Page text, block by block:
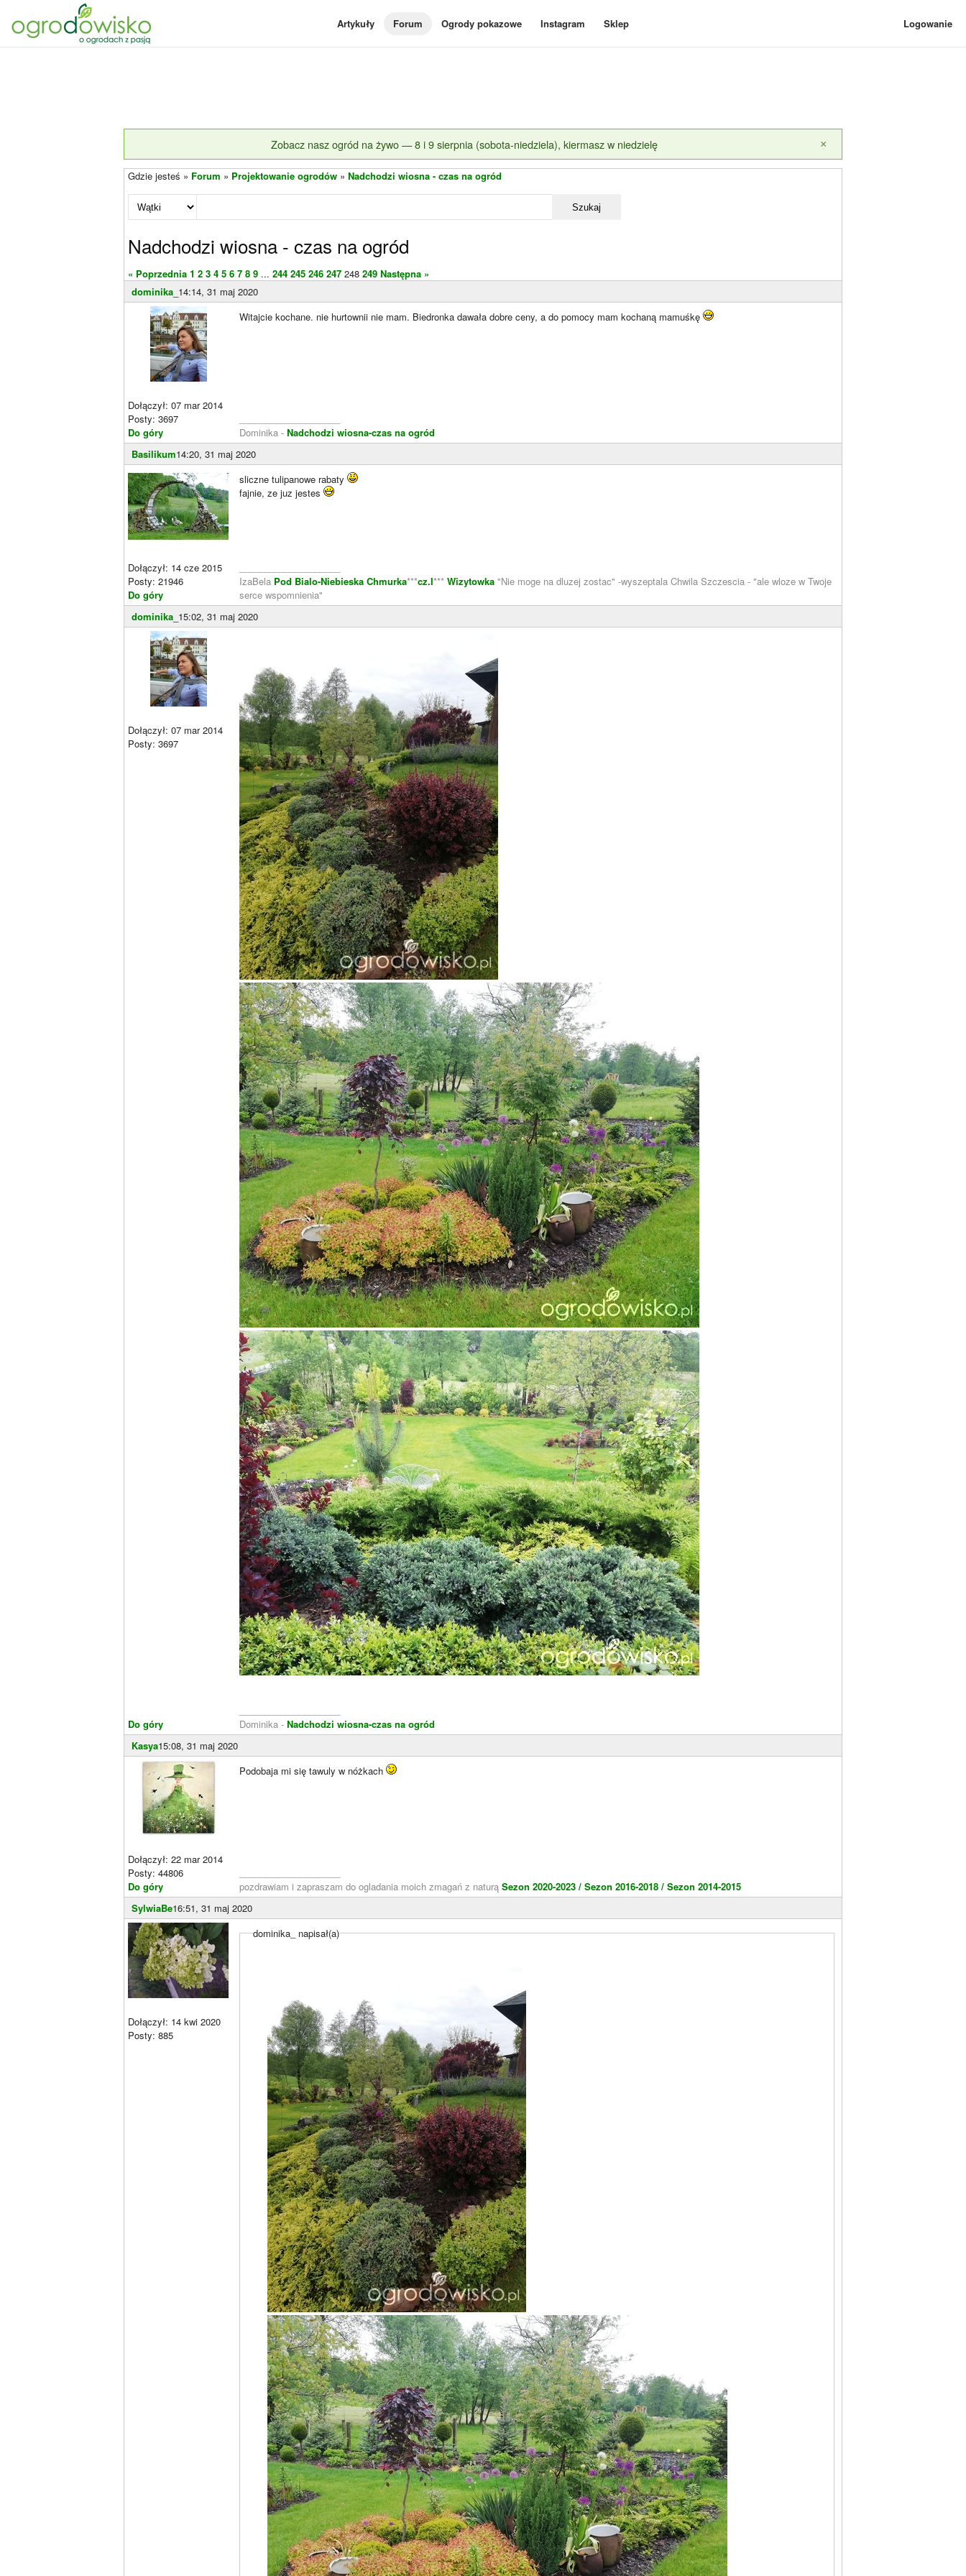
Artykuły Forum Ogrody pokazowe Instagram Sklep Logowanie
Zobacz nasz ogród na żywo — 8 i 9 sierpnia (sobota-niedziela), kiermasz w niedzielę ×
Gdzie jesteś » Forum » Projektowanie ogrodów » Nadchodzi wiosna - czas na ogród
Szukaj
Nadchodzi wiosna - czas na ogród
« Poprzednia 1 2 3 4 5 6 7 8 9 ... 244 245 246 247 248 249 Następna »
dominika_ 14:14, 31 maj 2020
Dołączył: 07 mar 2014
Posty: 3697
Do góry
Witajcie kochane. nie hurtownii nie mam. Biedronka dawała dobre ceny, a do pomocy mam kochaną mamuśkę
Dominika - Nadchodzi wiosna-czas na ogród
Basilikum14:20, 31 maj 2020
Dołączył: 14 cze 2015
Posty: 21946
Do góry
sliczne tulipanowe rabaty
fajnie, ze juz jestes
IzaBela Pod Bialo-Niebieska Chmurka***cz.I*** Wizytowka "Nie moge na dluzej zostac" -wyszeptala Chwila Szczescia - "ale wloze w Twoje
serce wspomnienia"
dominika_ 15:02, 31 maj 2020
Dołączył: 07 mar 2014
Posty: 3697
Do góry
Dominika - Nadchodzi wiosna-czas na ogród
Kasya15:08, 31 maj 2020
Dołączył: 22 mar 2014
Posty: 44806
Do góry
Podobaja mi się tawuly w nóżkach
pozdrawiam i zapraszam do ogladania moich zmagań z naturą Sezon 2020-2023 / Sezon 2016-2018 / Sezon 2014-2015
SylwiaBe16:51, 31 maj 2020
Dołączył: 14 kwi 2020
Posty: 885
dominika_ napisał(a)